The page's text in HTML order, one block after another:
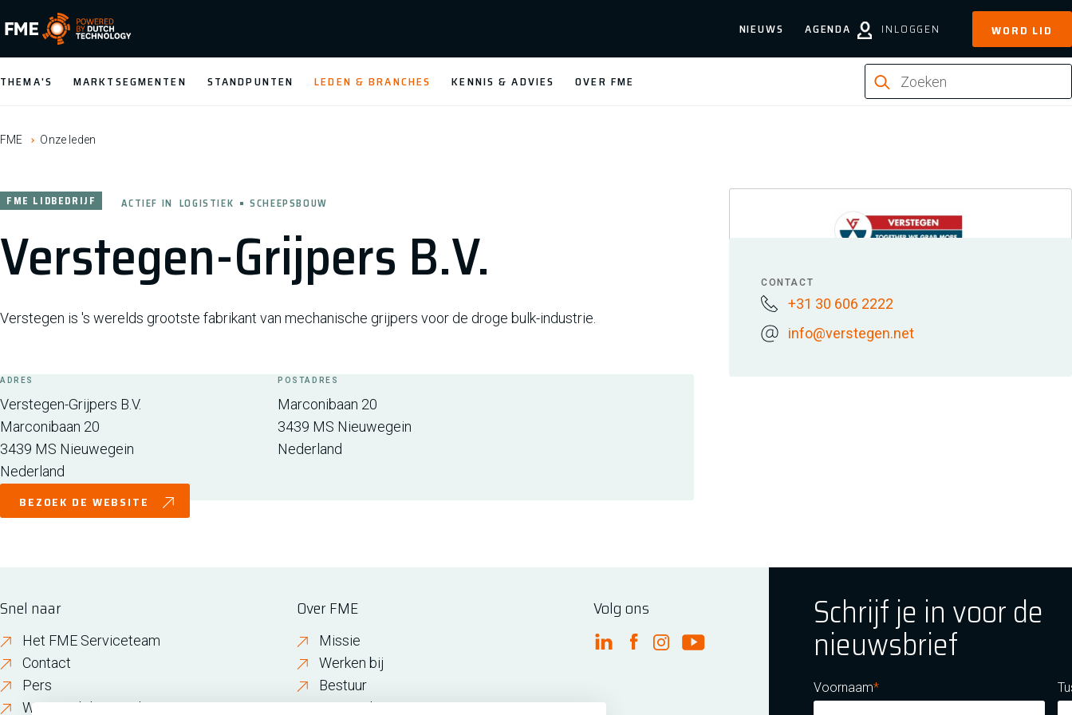
FME Logo, to the homepage
NIEUWS AGENDA INLOGGEN WORD LID
THEMA'S MARKTSEGMENTEN STANDPUNTEN LEDEN & BRANCHES KENNIS & ADVIES OVER FME
FME Onze leden
Verstegen-Grijpers B.V.
FME LIDBEDRIJF ACTIEF IN LOGISTIEK SCHEEPSBOUW
Verstegen is 's werelds grootste fabrikant van mechanische grijpers voor de droge bulk-industrie.
ADRES
Verstegen-Grijpers B.V.
Marconibaan 20
3439 MS Nieuwegein
Nederland
POSTADRES
Marconibaan 20
3439 MS Nieuwegein
Nederland
BEZOEK DE WEBSITE
CONTACT
+31 30 606 2222
info@verstegen.net
Snel naar
Het FME Serviceteam
Contact
Pers
Wijzigen lidmaatschap
Over FME
Missie
Werken bij
Bestuur
FME in de regio
Volg ons
FME Linkedin
FME Facebook
FME Instagram
FME Youtube
Schrijf je in voor de
nieuwsbrief
Voornaam